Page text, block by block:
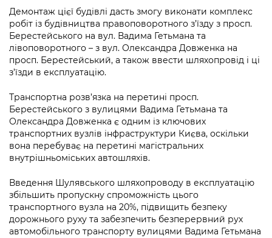
Звернення громадян
Регуляторна діяльність
Промисловість і наука Києва
Підприємства, установи, організації
Kyiv International Relations
Річні звіти
Безбар'єрність
Київська міська військова адміністрація
Безпека та правопорядок
Ритуальні послуги
Іноземцям / For foreigners
Портал Захисників та Захисниць
Безбар'єрність
Портал послуг
Міський застосунок Київ Цифровий
Важливе під час воєнного стану
Допомога учасникам АТО
Рада з питань внутрішньо переміщених
осіб при Київській міській військовій
адміністрації
Уряд» – місцевий рівень»
Важливе під час воєнного стану
бездіяльності розпорядників інформації
Звіти про опрацювання запитів на
публічну інформацію
Інформація для споживачів
Про відкриті дані
Портал даних Києва
Публічні дашборди
hospitals at work under martial law
Контакти для медіа / Contacts for mass
media
Демонтаж цієї будівлі дасть змогу виконати комплекс
робіт із будівництва правоповоротного з’їзду з просп.
Берестейського на вул. Вадима Гетьмана та
лівоповоротного – з вул. Олександра Довженка на
просп. Берестейський, а також ввести шляхопровід і ці
з’їзди в експлуатацію.
Транспортна розв’язка на перетині просп.
Берестейського з вулицями Вадима Гетьмана та
Олександра Довженка є одним із ключових
транспортних вузлів інфраструктури Києва, оскільки
вона перебуває на перетині магістральних
внутрішньоміських автошляхів.
Введення Шулявського шляхопроводу в експлуатацію
збільшить пропускну спроможність цього
транспортного вузла на 20%, підвищить безпеку
дорожнього руху та забезпечить безперервний рух
автомобільного транспорту вулицями Вадима Гетьмана